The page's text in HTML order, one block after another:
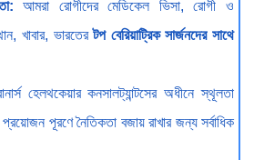
আমরা রোগীদের মেডিকেল ভিসা, রোগী ও
খাবার, ভারতেরটপ বেরিয়াট্রিক সার্জনদের সাথে
হেলথকেয়ার কনসালট্যান্টসের অধীনে স্থূলতা
প্রয়োজন পূরণে নৈতিকতা বজায় রাখার জন্য সর্বাধিক